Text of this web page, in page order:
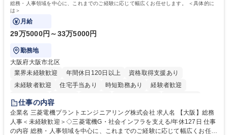
総務・人事領域を中心に、これまでのご経験に応じて幅広くお任せします。 ＜具体的に
は＞
月給
29万5000円～33万5000円
勤務地
大阪府大阪市北区
業界未経験歓迎
年間休日120日以上
資格取得支援あり
未経験者歓迎
住宅手当あり 時短勤務あり
経験者歓迎
退職金あり
駅近5分以内
土日祝休み 服装自由 寮・社宅あり 食事補助あり
仕事の内容
企業名 三菱電機プラントエンジニアリング株式会社 求人名 【大阪】総務
人事＜未経験歓迎＞◇三菱電機G・社会インフラを支える/年休127日 仕事
の内容 総務・人事領域を中心に、これまでのご経験に応じて幅広くお任せ